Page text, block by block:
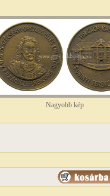
Nagyobb kép